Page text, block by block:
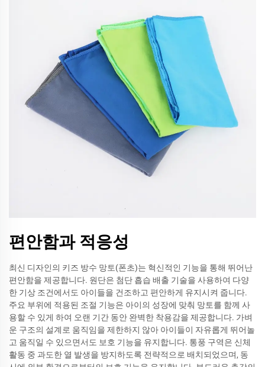
편안함과 적응성
최신 디자인의 키즈 방수 망토(폰초)는 혁신적인 기능을 통해 뛰어난
편안함을 제공합니다. 원단은 첨단 흡습 배출 기술을 사용하여 다양
한 기상 조건에서도 아이들을 건조하고 편안하게 유지시켜 줍니다.
주요 부위에 적용된 조절 기능은 아이의 성장에 맞춰 망토를 함께 사
용할 수 있게 하여 오랜 기간 동안 완벽한 착용감을 제공합니다. 가벼
운 구조의 설계로 움직임을 제한하지 않아 아이들이 자유롭게 뛰어놀
고 움직일 수 있으면서도 보호 기능을 유지합니다. 통풍 구역은 신체
활동 중 과도한 열 발생을 방지하도록 전략적으로 배치되었으며, 동